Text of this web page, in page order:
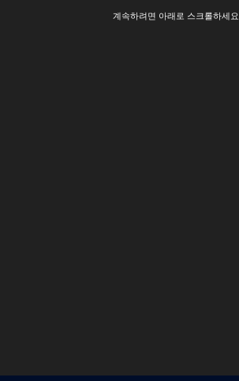
계속하려면 아래로 스크롤하세요.